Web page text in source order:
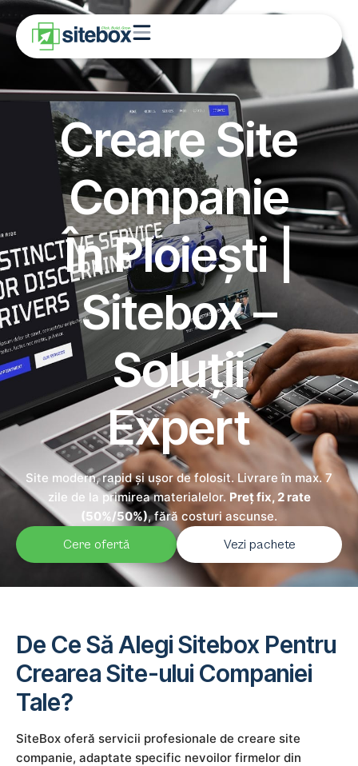
Creare Site
Companie
În Ploiești |
Sitebox –
Soluții
Expert
Site modern, rapid și ușor de folosit. Livrare în max. 7
zile de la primirea materialelor. Preț fix, 2 rate
(50%/50%), fără costuri ascunse.
Cere ofertă Vezi pachete
De Ce Să Alegi Sitebox Pentru
Crearea Site-ului Companiei
Tale?
SiteBox oferă servicii profesionale de creare site
companie, adaptate specific nevoilor firmelor din